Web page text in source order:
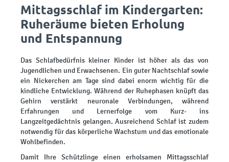
Mittagsschlaf im Kindergarten:
Ruheräume bieten Erholung
und Entspannung
Das Schlafbedürfnis kleiner Kinder ist höher als das von
Jugendlichen und Erwachsenen. Ein guter Nachtschlaf sowie
ein Nickerchen am Tage sind dabei enorm wichtig für die
kindliche Entwicklung. Während der Ruhephasen knüpft das
Gehirn verstärkt neuronale Verbindungen, während
Erfahrungen und Lernerfolge vom Kurz- ins
Langzeitgedächtnis gelangen. Ausreichend Schlaf ist zudem
notwendig für das körperliche Wachstum und das emotionale
Wohlbefinden.
Damit Ihre Schützlinge einen erholsamen Mittagsschlaf